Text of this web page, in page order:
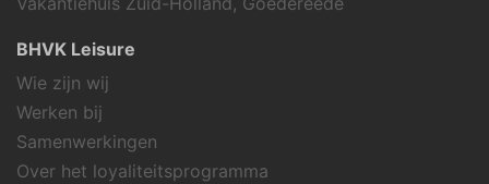
BHVK Leisure
Wie zijn wij
Werken bij
Samenwerkingen
Over het loyaliteitsprogramma